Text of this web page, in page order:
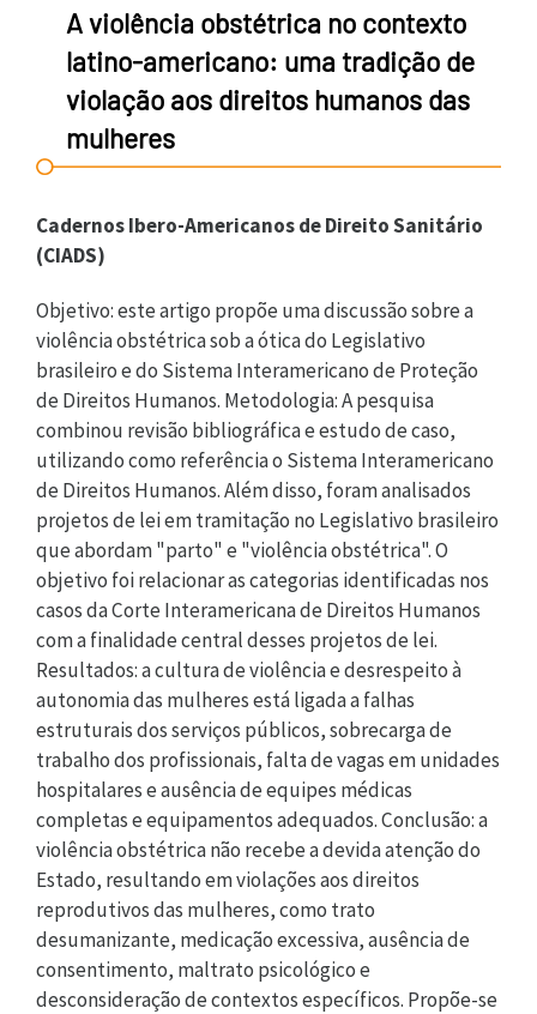
A violência obstétrica no contexto
latino-americano: uma tradição de
violação aos direitos humanos das
mulheres
Cadernos Ibero-Americanos de Direito Sanitário
(CIADS)
Objetivo: este artigo propõe uma discussão sobre a
violência obstétrica sob a ótica do Legislativo
brasileiro e do Sistema Interamericano de Proteção
de Direitos Humanos. Metodologia: A pesquisa
combinou revisão bibliográfica e estudo de caso,
utilizando como referência o Sistema Interamericano
de Direitos Humanos. Além disso, foram analisados
projetos de lei em tramitação no Legislativo brasileiro
que abordam "parto" e "violência obstétrica". O
objetivo foi relacionar as categorias identificadas nos
casos da Corte Interamericana de Direitos Humanos
com a finalidade central desses projetos de lei.
Resultados: a cultura de violência e desrespeito à
autonomia das mulheres está ligada a falhas
estruturais dos serviços públicos, sobrecarga de
trabalho dos profissionais, falta de vagas em unidades
hospitalares e ausência de equipes médicas
completas e equipamentos adequados. Conclusão: a
violência obstétrica não recebe a devida atenção do
Estado, resultando em violações aos direitos
reprodutivos das mulheres, como trato
desumanizante, medicação excessiva, ausência de
consentimento, maltrato psicológico e
desconsideração de contextos específicos. Propõe-se